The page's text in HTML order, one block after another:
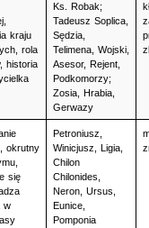
kraju
rola
historia
Ks. Robak;
Tadeusz Soplica,
Sędzia,
Telimena, Wojski,
Asesor, Rejent,
Podkomorzy;
Zosia, Hrabia,
Gerwazy
okrutny
się
w
Petroniusz,
Winicjusz, Ligia,
Chilon
Chilonides,
Neron, Ursus,
Eunice,
Pomponia